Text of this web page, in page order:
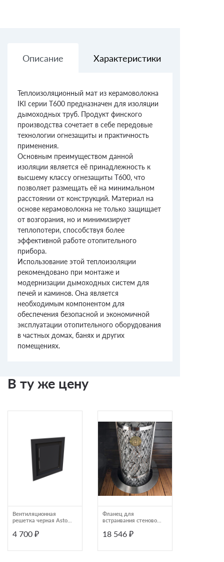
Описание Характеристики
Теплоизоляционный мат из керамоволокна
IKI серии T600 предназначен для изоляции
дымоходных труб. Продукт финского
производства сочетает в себе передовые
технологии огнезащиты и практичность
применения.
Основным преимуществом данной
изоляции является её принадлежность к
высшему классу огнезащиты T600, что
позволяет размещать её на минимальном
расстоянии от конструкций. Материал на
основе керамоволокна не только защищает
от возгорания, но и минимизирует
теплопотери, способствуя более
эффективной работе отопительного
прибора.
Использование этой теплоизоляции
рекомендовано при монтаже и
модернизации дымоходных систем для
печей и каминов. Она является
необходимым компонентом для
обеспечения безопасной и экономичной
эксплуатации отопительного оборудования
в частных домах, банях и других
помещениях.
В ту же цену
Вентиляционная
решетка черная Astov
4 700 ₽
Фланец для
встраивания стеновой
стали IKI 505
18 546 ₽